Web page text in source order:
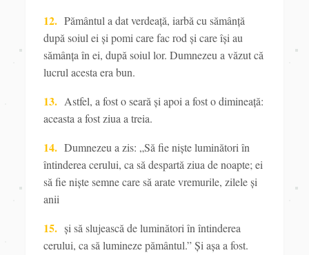
12. Pământul a dat verdeaţă, iarbă cu sămânţă
după soiul ei și pomi care fac rod și care își au
sămânţa în ei, după soiul lor. Dumnezeu a văzut că
lucrul acesta era bun.
13. Astfel, a fost o seară și apoi a fost o dimineaţă:
aceasta a fost ziua a treia.
14. Dumnezeu a zis: „Să fie niște luminătoriîn
întinderea cerului, ca să despartă ziua de noapte; ei
să fie niște semnecare să arate vremurile, zilele și
anii
15. și să slujească de luminători în întinderea
cerului, ca să lumineze pământul.” Și așa a fost.